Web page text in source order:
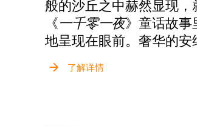
般的沙丘之中赫然显现
《一千零一夜》童话故事
地呈现在眼前。奢华的
尔萨拉沙漠度假酒店是一
的葱茏绿洲，在距离阿布
了解详情